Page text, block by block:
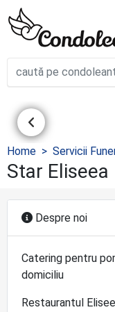
Home Servicii
Star Eliseea
Despre noi
Catering pentru
domiciliu
Restaurantul